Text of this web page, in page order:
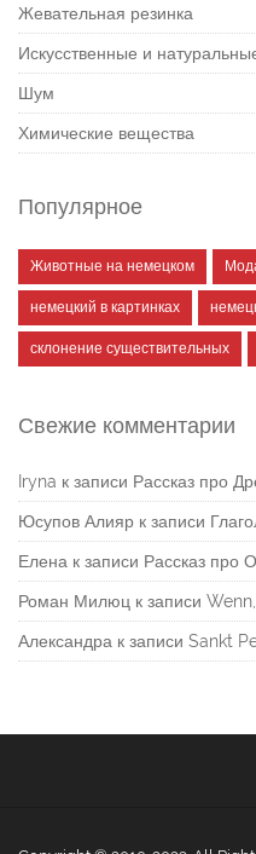
Жевательная резинка
Искусственные и
Шум
Химические вещества
Популярное
Животные на немецком
немецкий в картинках
склонение существительных
Свежие комментарии
Iryna к записи Рассказ про
Юсупов Алияр к записи
Елена к записи Рассказ про
Роман Милюц к записи
Александра к записи Sankt